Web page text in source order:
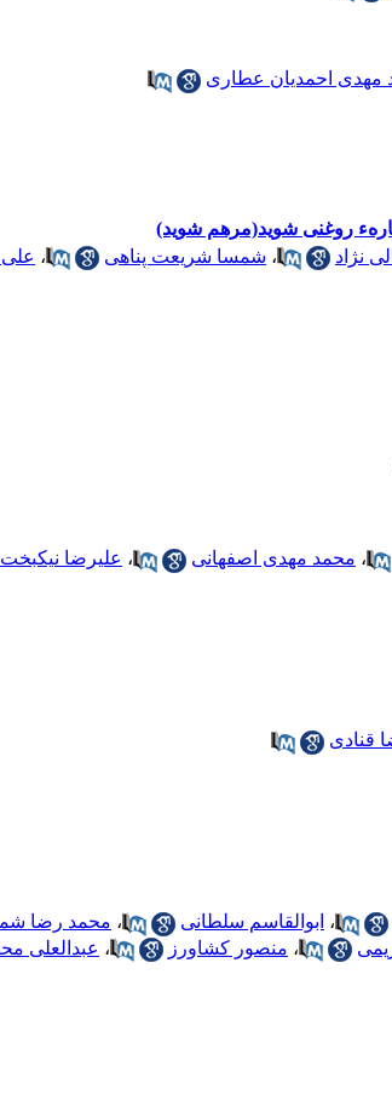
مهدی احمدیان عطاری
روغنی شوید(مرهم شوید)
نژاد ، شمسا شریعت پناهی ، علی
، محمد مهدی اصفهانی ، علیرضا
قنادی
، ابوالقاسم سلطانی ، محمد رضا
، منصور کشاورز ، عبدالعلی